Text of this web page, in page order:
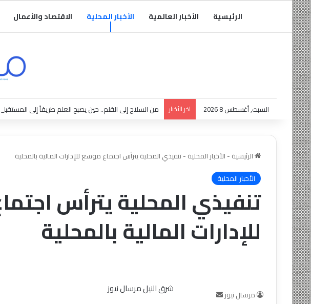
الرئيسية الأخبار العالمية الأخبار المحلية الاقتصاد والأعمال
السبت, أغسطس 8 2026 اخر الأخبار من السلاح إلى القلم.. حين يصبح العلم طريقاً إلى المستقبل
الرئيسية - الأخبار المحلية -تنفيذي المحلية يترأس اجتماع موسع للإدارات المالية بالمحلية
الأخبار المحلية
تنفيذي المحلية يترأس
للإدارات المالية بالمحلية
شرق النيل مرسال نيوز
مرسال نيوز
أرسل